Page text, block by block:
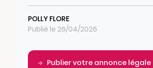
POLLY FLORE
Publié le 26/04/2026
Publier votre annonce légale